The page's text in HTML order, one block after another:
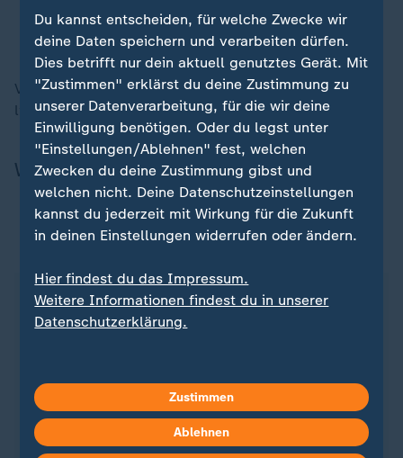
Angela Merkel, ehemalige Bundeskanzlerin
Von welchem Ergebnis sie dabei ausgegangen wäre,
ließ Merkel offen.
Wichtiger Hinweis in eigener Sache
Unser Nachrichtenangebot - jetzt als bevorzugte
Quelle bei Google
Wer bei Google etwas sucht, bekommt neben den
Suchergebnissen auch eine Box mit Schlagzeilen
Mit ZDFheute als hinterlegter Quelle bekommen
Sie unsere Inhalte häufiger in die Schlagzeilen-Box
gespielt - geprüfte Inhalte, direkt in Ihrem
Überblick.
Du kannst entscheiden, für welche Zwecke wir
deine Daten speichern und verarbeiten dürfen.
Dies betrifft nur dein aktuell genutztes Gerät. Mit
"Zustimmen" erklärst du deine Zustimmung zu
unserer Datenverarbeitung, für die wir deine
Einwilligung benötigen. Oder du legst unter
"Einstellungen/Ablehnen" fest, welchen
Zwecken du deine Zustimmung gibst und
welchen nicht. Deine Datenschutzeinstellungen
kannst du jederzeit mit Wirkung für die Zukunft
in deinen Einstellungen widerrufen oder ändern.
Hier findest du das Impressum.
Weitere Informationen findest du in unserer
Datenschutzerklärung.
Zustimmen
Ablehnen